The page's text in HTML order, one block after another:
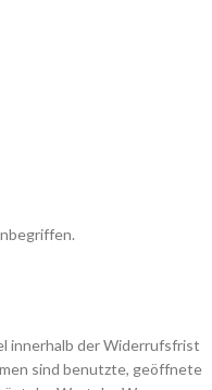
innerhalb der Widerrufsfrist
sind benutzte, geöffnete